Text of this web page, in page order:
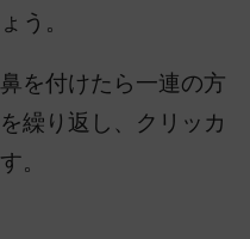
う。
を付けたら一連の方
繰り返し、クリッカ
。